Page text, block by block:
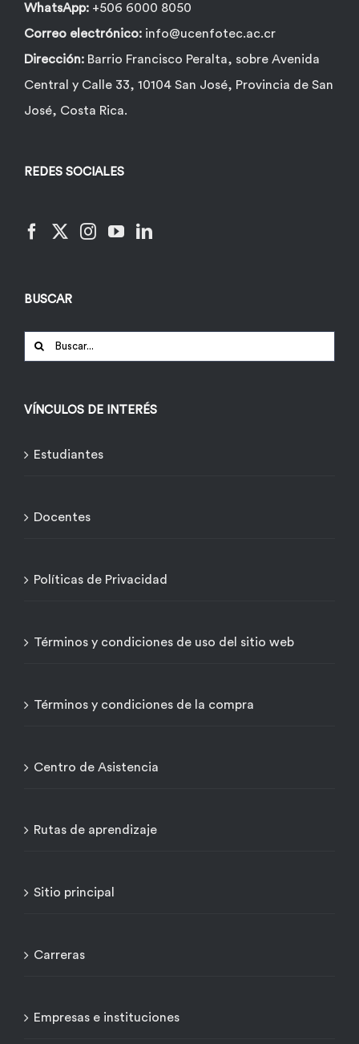
WhatsApp: +506 6000 8050
Correo electrónico: info@ucenfotec.ac.cr
Dirección: Barrio Francisco Peralta, sobre Avenida
Central y Calle 33, 10104 San José, Provincia de San
José, Costa Rica.
REDES SOCIALES
BUSCAR
Buscar:
VÍNCULOS DE INTERÉS
Estudiantes
Docentes
Políticas de Privacidad
Términos y condiciones de uso del sitio web
Términos y condiciones de la compra
Centro de Asistencia
Rutas de aprendizaje
Sitio principal
Carreras
Empresas e instituciones